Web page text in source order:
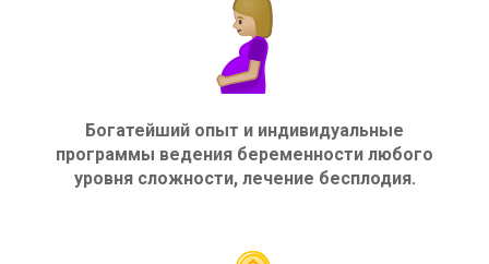
Богатейший опыт и индивидуальные
программы ведения беременности любого
уровня сложности, лечение бесплодия.